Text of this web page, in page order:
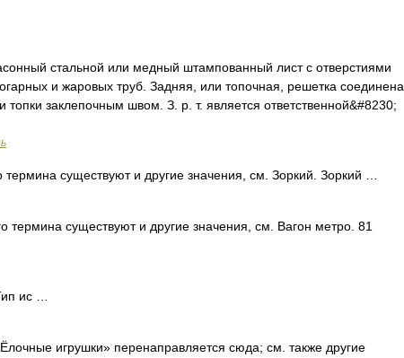
стальной или медный штампованный лист с отверстиями
и жаровых труб. Задняя, или топочная, решетка соединена
заклепочным швом. З. р. т. является ответственной&#8230;
термина существуют и другие значения, см. Зоркий. Зоркий …
термина существуют и другие значения, см. Вагон метро. 81
ис …
игрушки» перенаправляется сюда; см. также другие